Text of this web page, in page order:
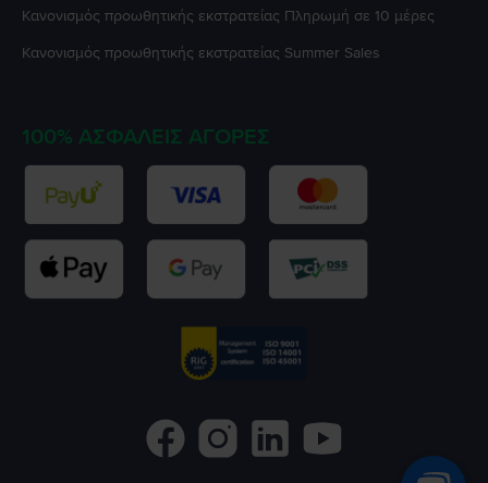
Κανονισμός προωθητικής εκστρατείας Πληρωμή σε 10 μέρες
Κανονισμός προωθητικής εκστρατείας Summer Sales
100% ΑΣΦΑΛΕΊΣ ΑΓΟΡΈΣ